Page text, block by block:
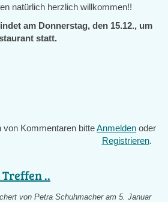
natürlich herzlich willkommen!!
am Donnerstag, den 15.12., um
statt.
von Kommentaren bitteAnmelden oder
Registrieren.
..
von Petra Schuhmacheram 5. Januar